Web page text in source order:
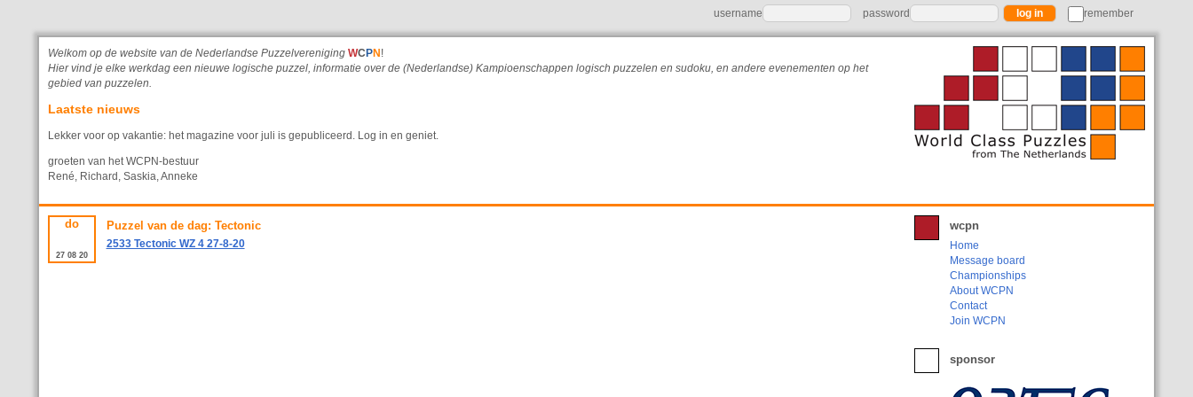
username password remember
Welkom op de website van de Nederlandse Puzzelvereniging WC PN !
Hier vind je elke werkdag een nieuwe logische puzzel, informatie over de (Nederlandse) Kampioenschappen logisch puzzelen en sudoku, en andere evenementen op het
gebied van puzzelen.
Laatste nieuws
Lekker voor op vakantie: het magazine voor juli is gepubliceerd. Log in en geniet.
groeten van het WCPN-bestuur
René, Richard, Saskia, Anneke
do
27 08 20
Puzzel van de dag: Tectonic
2533 Tectonic WZ 4 27-8-20
wcpn
Home
Message board
Championships
About WCPN
Contact
Join WCPN
sponsor